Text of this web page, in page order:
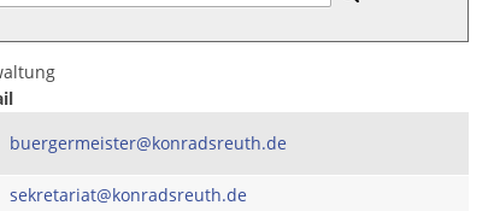
buergermeister@konradsreuth.de
sekretariat@konradsreuth.de